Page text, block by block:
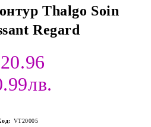
Thalgo Soin
Regard
VT20005